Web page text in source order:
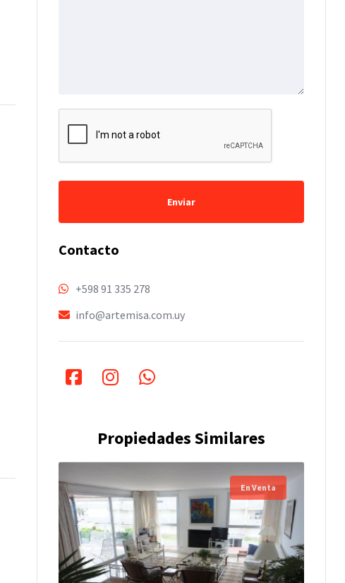
Enviar
Contacto
+598 91 335 278
info@artemisa.com.uy
Propiedades Similares
En Venta